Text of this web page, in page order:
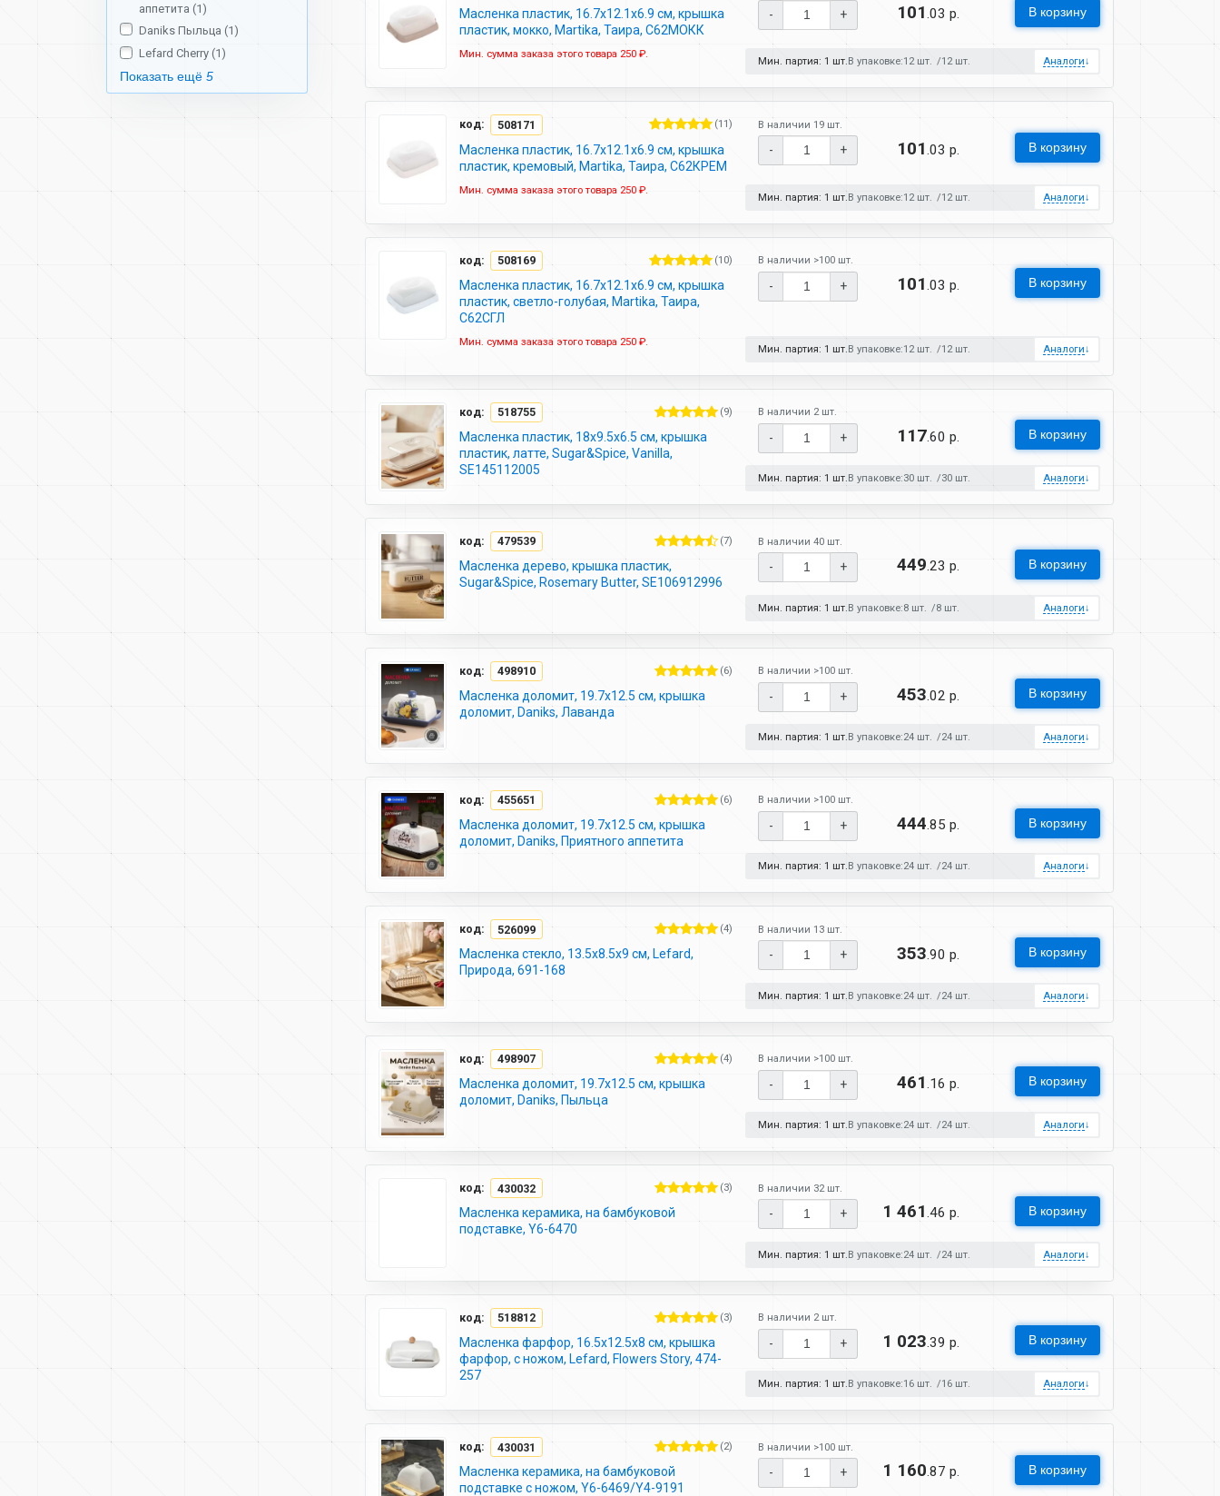
аппетита (1)
Daniks Пыльца (1)
Lefard Cherry (1)
Показать ещё 5
Масленка пластик, 16.7х12.1х6.9 см, крышка
пластик, мокко, Martika, Таира, С62МОКК
Мин. сумма заказа этого товара 250 ₽.
- + 101.03 р. В корзину
Мин. партия: 1 шт. В упаковке:12 шт. 12 шт. Аналоги↓
код: 508171 (11)
Масленка пластик, 16.7х12.1х6.9 см, крышка
пластик, кремовый, Martika, Таира, С62КРЕМ
Мин. сумма заказа этого товара 250 ₽.
В наличии 19 шт.
- + 101 .03 р. В корзину
Мин. партия: 1 шт. В упаковке:12 шт. 12 шт. Аналоги↓
код: 508169 (10)
Масленка пластик, 16.7х12.1х6.9 см, крышка
пластик, светло-голубая, Martika, Таира,
С62СГЛ
Мин. сумма заказа этого товара 250 ₽.
В наличии >100 шт.
- + 101.03 р. В корзину
Мин. партия: 1 шт. В упаковке:12 шт. 12 шт. Аналоги↓
код: 518755 (9)
Масленка пластик, 18х9.5х6.5 см, крышка
пластик, латте, Sugar&Spice, Vanilla,
SE145112005
В наличии 2 шт.
- + 117.60 р. В корзину
Мин. партия: 1 шт.В упаковке:30 шт. 30 шт. Аналоги↓
код: 479539 (7)
Масленка дерево, крышка пластик,
Sugar&Spice, Rosemary Butter, SE106912996
В наличии 40 шт.
- + 449.23 р. В корзину
Мин. партия: 1 шт. В упаковке:8 шт. 8 шт. Аналоги↓
код: 498910 (6)
Масленка доломит, 19.7х12.5 см, крышка
доломит, Daniks, Лаванда
В наличии >100 шт.
- + 453 .02 р. В корзину
Мин. партия: 1 шт.В упаковке:24 шт. 24 шт. Аналоги↓
код: 455651 (6)
Масленка доломит, 19.7х12.5 см, крышка
доломит, Daniks, Приятного аппетита
В наличии >100 шт.
- + 444.85 р. В корзину
Мин. партия: 1 шт. В упаковке:24 шт. 24 шт. Аналоги↓
код: 526099 (4)
Масленка стекло, 13.5х8.5х9 см, Lefard,
Природа, 691-168
В наличии 13 шт.
- + 353 .90 р. В корзину
Мин. партия: 1 шт.В упаковке:24 шт. 24 шт. Аналоги↓
код: 498907 (4)
Масленка доломит, 19.7х12.5 см, крышка
доломит, Daniks, Пыльца
В наличии >100 шт.
- + 461.16 р. В корзину
Мин. партия: 1 шт. В упаковке:24 шт. 24 шт. Аналоги↓
код: 430032 (3)
Масленка керамика, на бамбуковой
подставке, Y6-6470
В наличии 32 шт.
- + 1 461.46 р. В корзину
Мин. партия: 1 шт.В упаковке:24 шт. 24 шт. Аналоги↓
код: 518812 (3)
Масленка фарфор, 16.5х12.5х8 см, крышка
фарфор, с ножом, Lefard, Flowers Story, 474-
257
В наличии 2 шт.
- + 1 023.39 р. В корзину
Мин. партия: 1 шт. В упаковке:16 шт. 16 шт. Аналоги↓
код: 430031 (2)
Масленка керамика, на бамбуковой
подставке с ножом, Y6-6469/Y4-9191
В наличии >100 шт.
- + 1 160.87 р. В корзину